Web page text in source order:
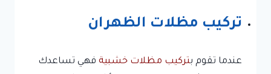
تركيب مظلات الظهران
عندما تقوم بتركيب مظلات خشبية فهي تساعدك